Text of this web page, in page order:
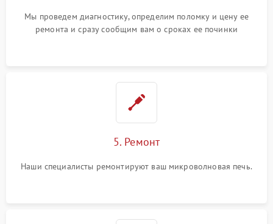
Мы проведем диагностику, определим поломку и цену ее
ремонта и сразу сообщим вам о сроках ее починки
5. Ремонт
Наши специалисты ремонтируют ваш микроволновая печь.